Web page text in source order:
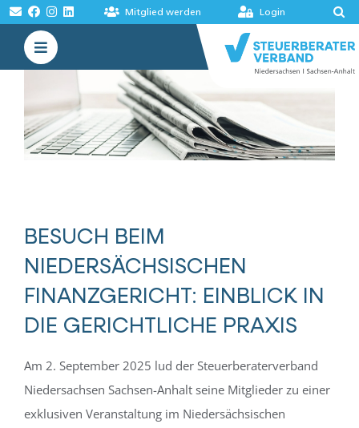
Zum
Inhalt
springen
Mitglied werden Login
Toggle
Navigation
VERBAND
AKADEMIE
BESUCH BEIM
NIEDERSÄCHSISCHEN
FINANZGERICHT: EINBLICK IN
DIE GERICHTLICHE PRAXIS
Am 2. September 2025 lud der Steuerberaterverband
Niedersachsen Sachsen-Anhalt seine Mitglieder zu einer
exklusiven Veranstaltung im Niedersächsischen